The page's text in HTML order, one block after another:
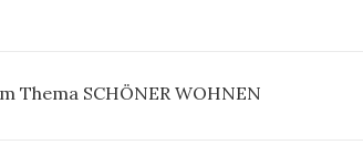
Thema SCHÖNER WOHNEN